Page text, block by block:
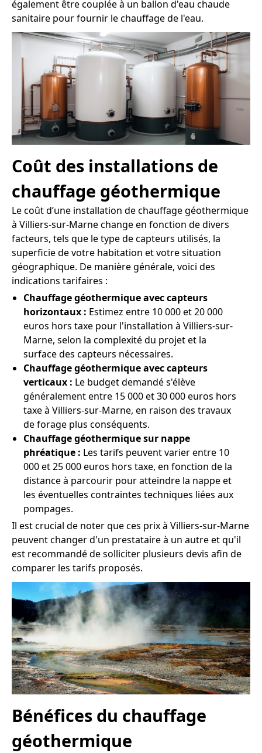
également être couplée à un ballon d'eau chaude
sanitaire pour fournir le chauffage de l'eau.
Coût des installations de
chauffage géothermique
Le coût d’une installation de chauffage géothermique
à Villiers-sur-Marne change en fonction de divers
facteurs, tels que le type de capteurs utilisés, la
superficie de votre habitation et votre situation
géographique. De manière générale, voici des
indications tarifaires :
Chauffage géothermique avec capteurs
horizontaux : Estimez entre 10 000 et 20 000
euros hors taxe pour l'installation à Villiers-sur-
Marne, selon la complexité du projet et la
surface des capteurs nécessaires.
Chauffage géothermique avec capteurs
verticaux : Le budget demandé s'élève
généralement entre 15 000 et 30 000 euros hors
taxe à Villiers-sur-Marne, en raison des travaux
de forage plus conséquents.
Chauffage géothermique sur nappe
phréatique : Les tarifs peuvent varier entre 10
000 et 25 000 euros hors taxe, en fonction de la
distance à parcourir pour atteindre la nappe et
les éventuelles contraintes techniques liées aux
pompages.
Il est crucial de noter que ces prix à Villiers-sur-Marne
peuvent changer d'un prestataire à un autre et qu'il
est recommandé de solliciter plusieurs devis afin de
comparer les tarifs proposés.
Bénéfices du chauffage
géothermique